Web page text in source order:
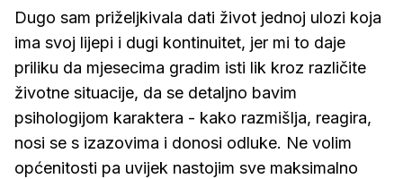
Dugo sam priželjkivala dati život jednoj ulozi koja
ima svoj lijepi i dugi kontinuitet, jer mi to daje
priliku da mjesecima gradim isti lik kroz različite
životne situacije, da se detaljno bavim
psihologijom karaktera - kako razmišlja, reagira,
nosi se s izazovima i donosi odluke. Ne volim
općenitosti pa uvijek nastojim sve maksimalno